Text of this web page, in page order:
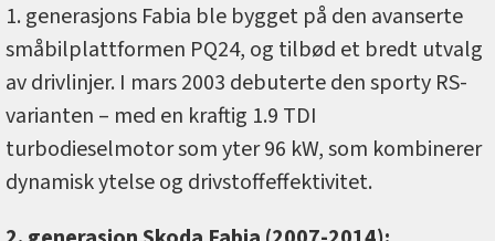
1. generasjons Fabia ble bygget på den avanserte
småbilplattformen PQ24, og tilbød et bredt utvalg
av drivlinjer. I mars 2003 debuterte den sporty RS-
varianten – med en kraftig 1.9 TDI
turbodieselmotor som yter 96 kW, som kombinerer
dynamisk ytelse og drivstoffeffektivitet.